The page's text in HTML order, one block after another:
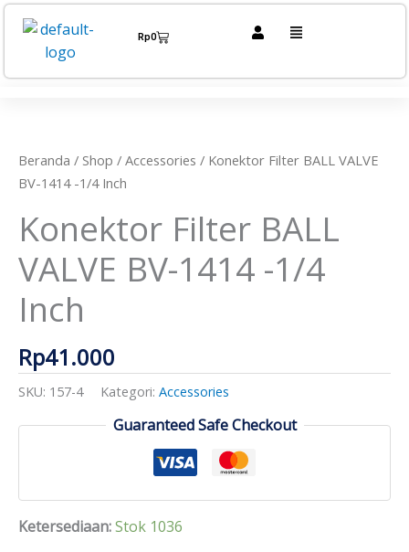
Lewati
konten
Rp0Cart Menu
Beranda / Shop / Accessories / Konektor Filter BALL VALVE
BV-1414 -1/4 Inch
Konektor Filter BALL
VALVE BV-1414 -1/4
Inch
Rp41.000
SKU: 157-4 Kategori: Accessories
Guaranteed Safe Checkout
Ketersediaan:Stok 1036
VALVE
BV-
-1/4